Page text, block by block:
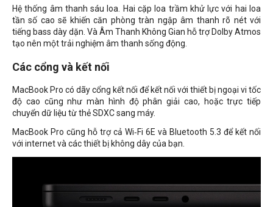
Hệ thống âm thanh sáu loa. Hai cặp loa trầm khử lực với hai loa
tần số cao sẽ khiến căn phòng tràn ngập âm thanh rõ nét với
tiếng bass dày dặn. Và Âm Thanh Không Gian hỗ trợ Dolby Atmos
tạo nên một trải nghiệm âm thanh sống động.
Các cổng và kết nối
MacBook Pro có dãy cổng kết nối để kết nối với thiết bị ngoại vi tốc
độ cao cũng như màn hình độ phân giải cao, hoặc trực tiếp
chuyển dữ liệu từ thẻ SDXC sang máy.
MacBook Pro cũng hỗ trợ cả Wi‑Fi 6E và Bluetooth 5.3 để kết nối
với internet và các thiết bị không dây của bạn.